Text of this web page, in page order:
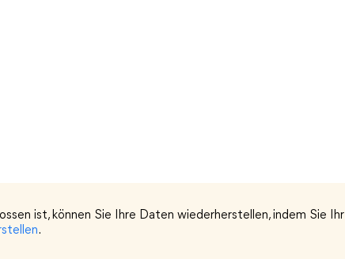
ist, können Sie Ihre Daten wiederherstellen, indem Sie Ihr
.